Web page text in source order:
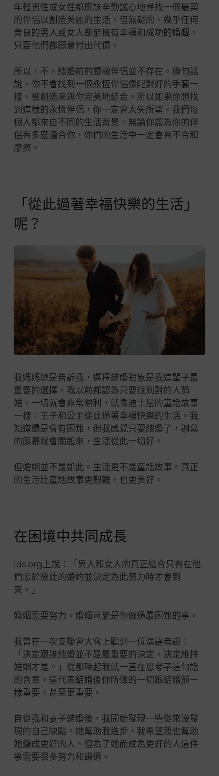
年輕男性或女性都應該辛勤誠心地尋找一個最契
的伴侶以創造美麗的生活，但無疑的，幾乎任何
善良的男人或女人都能擁有幸福和成功的婚姻 ，
只要他們都願意付出代價。
所以，不，結婚前的靈魂伴侶並不存在。換句話
說，你不會找到一個永恆伴侶像配對好的手套一
樣，被創造來與你完美地結合。所以如果你想找
到這樣的永恆伴侶，你一定會大失所望。我們每
個人都來自不同的生活背景，無論你認為你的伴
侶有多麼適合你，你們的生活中一定會有不合和
摩擦。
「從此過著幸福快樂的生活」
呢？
我媽媽總是告訴我，選擇結婚對象是我這輩子最
重要的選擇。我以前都認為只要找到對的人節
婚，一切就會非常順利，就像迪士尼的童話故事
一樣：王子和公主從此過著幸福快樂的生活。我
知道還是會有困難，但我感覺只要結婚了，謝幕
的簾幕就會關起來，生活從此一切好。
但婚姻並不是如此。生活更不是童話故事。真正
的生活比童話故事更艱難，也更美好。
在困境中共同成長
lds.org上說：「男人和女人的真正結合只有在他
們忠於彼此的婚約並決定為此努力時才會到
來。」
婚姻需要努力。婚姻可能是你做過最困難的事。
我曾在一次支聯會大會上聽到一位演講者說：
「決定跟誰結婚並不是最重要的決定，決定維持
婚姻才是。」從那時起我就一直在思考了這句話
的含意。這代表結婚後你所做的一切跟結婚前一
樣重要，甚至更重要。
自從我和妻子結婚後，我開始發現一些從來沒發
現的自己缺點。她幫助我進步，我希望我也幫助
她變成更好的人。但為了她而成為更好的人這件
事需要很多努力和謙遜。